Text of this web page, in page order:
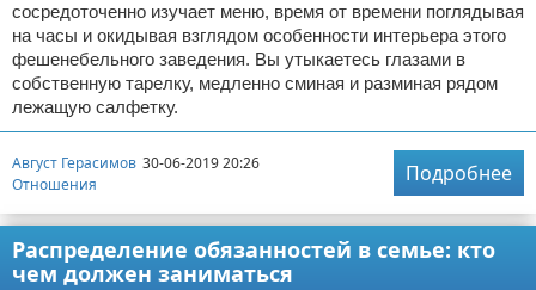
сосредоточенно изучает меню, время от времени поглядывая
на часы и окидывая взглядом особенности интерьера этого
фешенебельного заведения. Вы утыкаетесь глазами в
собственную тарелку, медленно сминая и разминая рядом
лежащую салфетку.
Август Герасимов 30-06-2019 20:26
Отношения
Подробнее
Распределение обязанностей в семье: кто
чем должен заниматься